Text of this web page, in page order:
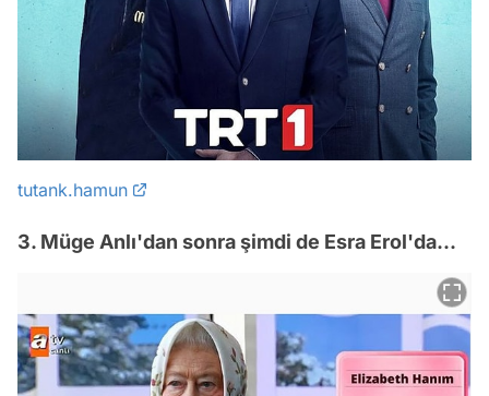
tutank.hamun
3. Müge Anlı'dan sonra şimdi de Esra Erol'da...